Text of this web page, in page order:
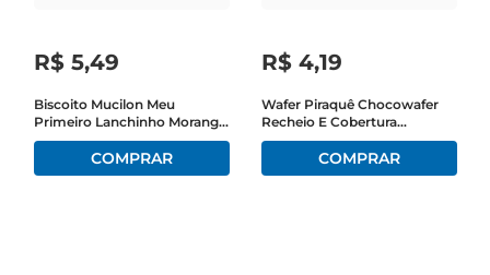
R$ 5,49
Biscoito Mucilon Meu
Primeiro Lanchinho Morango
E Banana 35g
R$ 4,19
Wafer Piraquê Chocowafer
Recheio E Cobertura
Chocolate 63g